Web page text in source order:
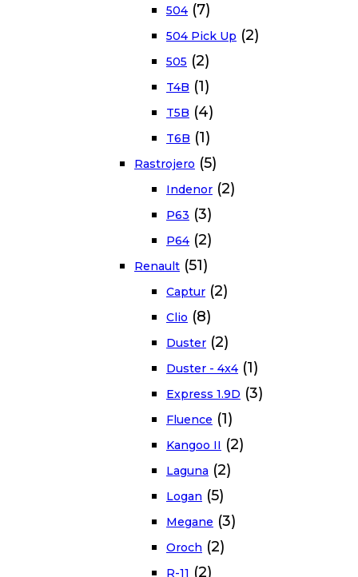
504 (7)
504 Pick Up (2)
505 (2)
T4B (1)
T5B (4)
T6B (1)
Rastrojero (5)
Indenor (2)
P63 (3)
P64 (2)
Renault (51)
Captur (2)
Clio (8)
Duster (2)
Duster - 4x4 (1)
Express 1.9D (3)
Fluence (1)
Kangoo II (2)
Laguna (2)
Logan (5)
Megane (3)
Oroch (2)
R-11 (2)